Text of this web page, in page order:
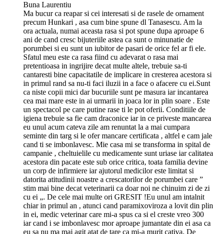
Buna Laurentiu
Ma bucur ca reapar si cei interesati si de rasele de ornament
precum Hunkari , asa cum bine spune dl Tanasescu. Am la
ora actuala, numai aceasta rasa si pot spune dupa aproape 6
ani de cand cresc bijuteriile astea ca sunt o minunatie de
porumbei si eu sunt un iubitor de pasari de orice fel ar fi ele.
Sfatul meu este ca rasa fiind cu adevarat o rasa mai
pretentioasa in ingrijire decat multe altele, trebuie sa-ti
cantaresti bine capacitatile de implicare in cresterea acestora si
in primul rand sa nu-ti faci iluzii in a face o afacere cu ei.Sunt
ca niste copii mici dar bucuriile sunt pe masura iar incantarea
cea mai mare este in ai urmarii in joaca lor in plin soare . Este
un spectacol pe care putine rase ti le pot oferii. Conditiile de
igiena trebuie sa fie cam draconice iar in ce priveste mancarea
eu unul acum cateva zile am renuntat la a mai cumpara
seminte din targ si le ofer mancare certificata , altfel e cam jale
cand ti se imbonlavesc. Mie casa mi se transforma in spital de
campanie , cheltuielile cu medicamente sunt uriase iar calitatea
acestora din pacate este sub orice critica, toata familia devine
un corp de infirmiere iar ajutorul medicilor este limitat si
datorita atitudinii noastre a crescatorilor de porumbei care ”
stim mai bine decat veterinarii ca doar noi ne chinuim zi de zi
cu ei „. De cele mai multe ori GRESIT !Eu unul am intalnit
chiar in primul an , atunci cand paramixoviroza a lovit din plin
in ei, medic veterinar care mi-a spus ca si el creste vreo 300
iar cand i se imbonlavesc mor aproape jumantate din ei asa ca
eu sa nu ma mai agit atat de tare ca mi-a murit cativa. De